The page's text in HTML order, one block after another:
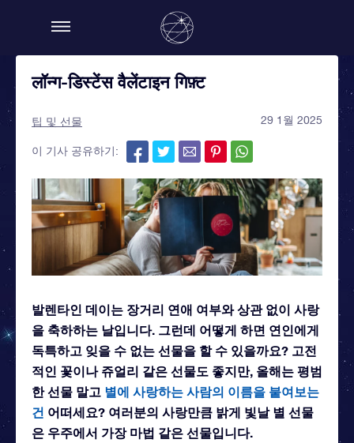
लॉन्ग-डिस्टेंस वैलेंटाइन गिफ़्ट
팁 및 선물 29 1월 2025
이 기사 공유하기:
발렌타인 데이는 장거리 연애 여부와 상관 없이 사랑
을 축하하는 날입니다. 그런데 어떻게 하면 연인에게
독특하고 잊을 수 없는 선물을 할 수 있을까요? 고전
적인 꽃이나 쥬얼리 같은 선물도 좋지만, 올해는 평범
한 선물 말고 별에 사랑하는 사람의 이름을 붙여보는
건 어떠세요? 여러분의 사랑만큼 밝게 빛날 별 선물
은 우주에서 가장 마법 같은 선물입니다.